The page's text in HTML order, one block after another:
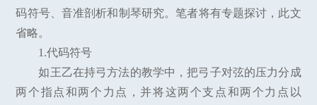
码符号、音准剖析和制琴研究。笔者将有专题探讨，此文
省略。
1.代码符号
如王乙在持弓方法的教学中，把弓子对弦的压力分成
两个指点和两个力点，并将这两个支点和两个力点以